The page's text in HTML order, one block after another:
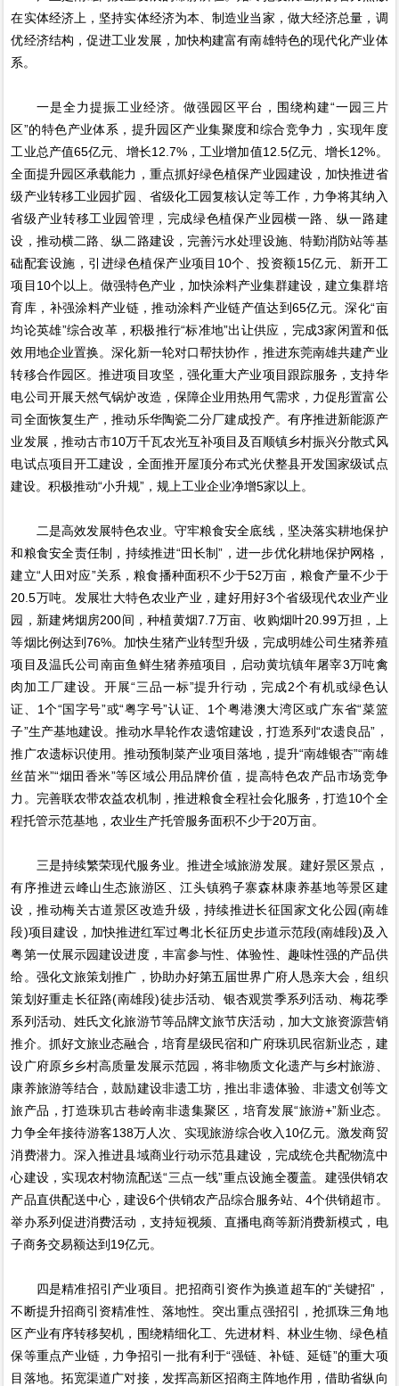
在实体经济上，坚持实体经济为本、制造业当家，做大经济总量，调
优经济结构，促进工业发展，加快构建富有南雄特色的现代化产业体
系。
一是全力提振工业经济。做强园区平台，围绕构建“一园三片
区”的特色产业体系，提升园区产业集聚度和综合竞争力，实现年度
工业总产值65亿元、增长12.7%，工业增加值12.5亿元、增长12%。
全面提升园区承载能力，重点抓好绿色植保产业园建设，加快推进省
级产业转移工业园扩园、省级化工园复核认定等工作，力争将其纳入
省级产业转移工业园管理，完成绿色植保产业园横一路、纵一路建
设，推动横二路、纵二路建设，完善污水处理设施、特勤消防站等基
础配套设施，引进绿色植保产业项目10个、投资额15亿元、新开工
项目10个以上。做强特色产业，加快涂料产业集群建设，建立集群培
育库，补强涂料产业链，推动涂料产业链产值达到65亿元。深化“亩
均论英雄”综合改革，积极推行“标准地”出让供应，完成3家闲置和低
效用地企业置换。深化新一轮对口帮扶协作，推进东莞南雄共建产业
转移合作园区。推进项目攻坚，强化重大产业项目跟踪服务，支持华
电公司开展天然气锅炉改造，保障企业用热用气需求，力促彤置富公
司全面恢复生产，推动乐华陶瓷二分厂建成投产。有序推进新能源产
业发展，推动古市10万千瓦农光互补项目及百顺镇乡村振兴分散式风
电试点项目开工建设，全面推开屋顶分布式光伏整县开发国家级试点
建设。积极推动“小升规”，规上工业企业净增5家以上。
二是高效发展特色农业。守牢粮食安全底线，坚决落实耕地保护
和粮食安全责任制，持续推进“田长制”，进一步优化耕地保护网格，
建立“人田对应”关系，粮食播种面积不少于52万亩，粮食产量不少于
20.5万吨。发展壮大特色农业产业，建好用好3个省级现代农业产业
园，新建烤烟房200间，种植黄烟7.7万亩、收购烟叶20.99万担，上
等烟比例达到76%。加快生猪产业转型升级，完成明雄公司生猪养殖
项目及温氏公司南亩鱼鲜生猪养殖项目，启动黄坑镇年屠宰3万吨禽
肉加工厂建设。开展“三品一标”提升行动，完成2个有机或绿色认
证、1个“国字号”或“粤字号”认证、1个粤港澳大湾区或广东省“菜篮
子”生产基地建设。推动水旱轮作农遗馆建设，打造系列“农遗良品”，
推广农遗标识使用。推动预制菜产业项目落地，提升“南雄银杏”“南雄
丝苗米”“烟田香米”等区域公用品牌价值，提高特色农产品市场竞争
力。完善联农带农益农机制，推进粮食全程社会化服务，打造10个全
程托管示范基地，农业生产托管服务面积不少于20万亩。
三是持续繁荣现代服务业。推进全域旅游发展。建好景区景点，
有序推进云峰山生态旅游区、江头镇鸦子寨森林康养基地等景区建
设，推动梅关古道景区改造升级，持续推进长征国家文化公园(南雄
段)项目建设，加快推进红军过粤北长征历史步道示范段(南雄段)及入
粤第一仗展示园建设进度，丰富参与性、体验性、趣味性强的产品供
给。强化文旅策划推广，协助办好第五届世界广府人恳亲大会，组织
策划好重走长征路(南雄段)徒步活动、银杏观赏季系列活动、梅花季
系列活动、姓氏文化旅游节等品牌文旅节庆活动，加大文旅资源营销
推介。抓好文旅业态融合，培育星级民宿和广府珠玑民宿新业态，建
设广府原乡乡村高质量发展示范园，将非物质文化遗产与乡村旅游、
康养旅游等结合，鼓励建设非遗工坊，推出非遗体验、非遗文创等文
旅产品，打造珠玑古巷岭南非遗集聚区，培育发展“旅游+”新业态。
力争全年接待游客138万人次、实现旅游综合收入10亿元。激发商贸
消费潜力。深入推进县域商业行动示范县建设，完成统仓共配物流中
心建设，实现农村物流配送“三点一线”重点设施全覆盖。建强供销农
产品直供配送中心，建设6个供销农产品综合服务站、4个供销超市。
举办系列促进消费活动，支持短视频、直播电商等新消费新模式，电
子商务交易额达到19亿元。
四是精准招引产业项目。把招商引资作为换道超车的“关键招”，
不断提升招商引资精准性、落地性。突出重点强招引，抢抓珠三角地
区产业有序转移契机，围绕精细化工、先进材料、林业生物、绿色植
保等重点产业链，力争招引一批有利于“强链、补链、延链”的重大项
目落地。拓宽渠道广对接，发挥高新区招商主阵地作用，借助省纵向